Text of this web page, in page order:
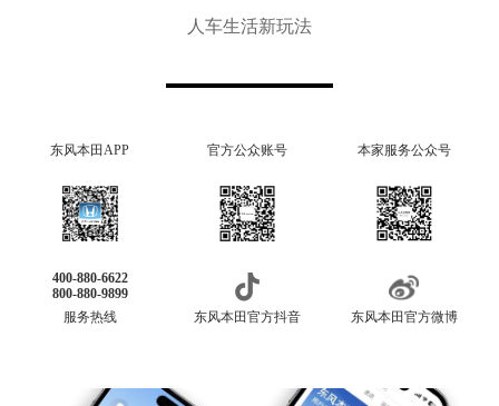
人车生活新玩法
东风本田APP 官方公众账号 本家服务公众号
400-880-6622
800-880-9899
服务热线
东风本田官方抖音 东风本田官方微博